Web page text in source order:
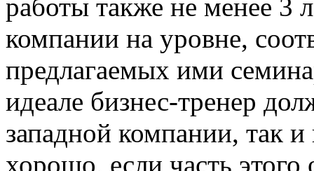
работы также не менее 3
компании на уровне,
предлагаемых ими
идеале бизнес-тренер
западной компании, так
хорошо, если часть